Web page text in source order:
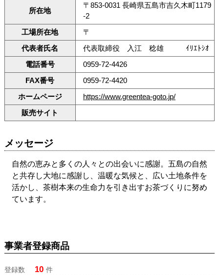
所在地
〒853-0031 長崎県五島市吉久木町1179
-2
工場所在地
〒
代表者氏名
代表取締役 入江 稔雄 ｲﾘｴﾄｼｵ
電話番号
0959-72-4426
FAX番号
0959-72-4420
ホームページ
https://www.greentea-goto.jp/
販売サイト
メッセージ
自然の恵みと多くの人々との出会いに感謝。五島の自然
と共存し大地に感謝し、温暖な気候と、広い土地条件を
活かし、茶樹本来の生命力を引き出すお茶づくりに努め
ています。
事業者登録商品
登録数 10 件